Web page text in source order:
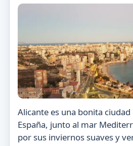
Alicante es una bonita
España, junto al mar
por sus inviernos suaves y